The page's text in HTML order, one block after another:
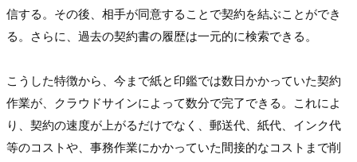
信する。その後、相手が同意することで契約を結ぶことができ
る。さらに、過去の契約書の履歴は一元的に検索できる。
こうした特徴から、今まで紙と印鑑では数日かかっていた契約
作業が、クラウドサインによって数分で完了できる。これによ
り、契約の速度が上がるだけでなく、郵送代、紙代、インク代
等のコストや、事務作業にかかっていた間接的なコストまで削